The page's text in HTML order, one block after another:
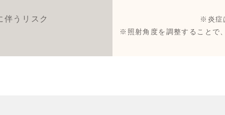
伴うリスク
※炎症
※照射角度を調整することで